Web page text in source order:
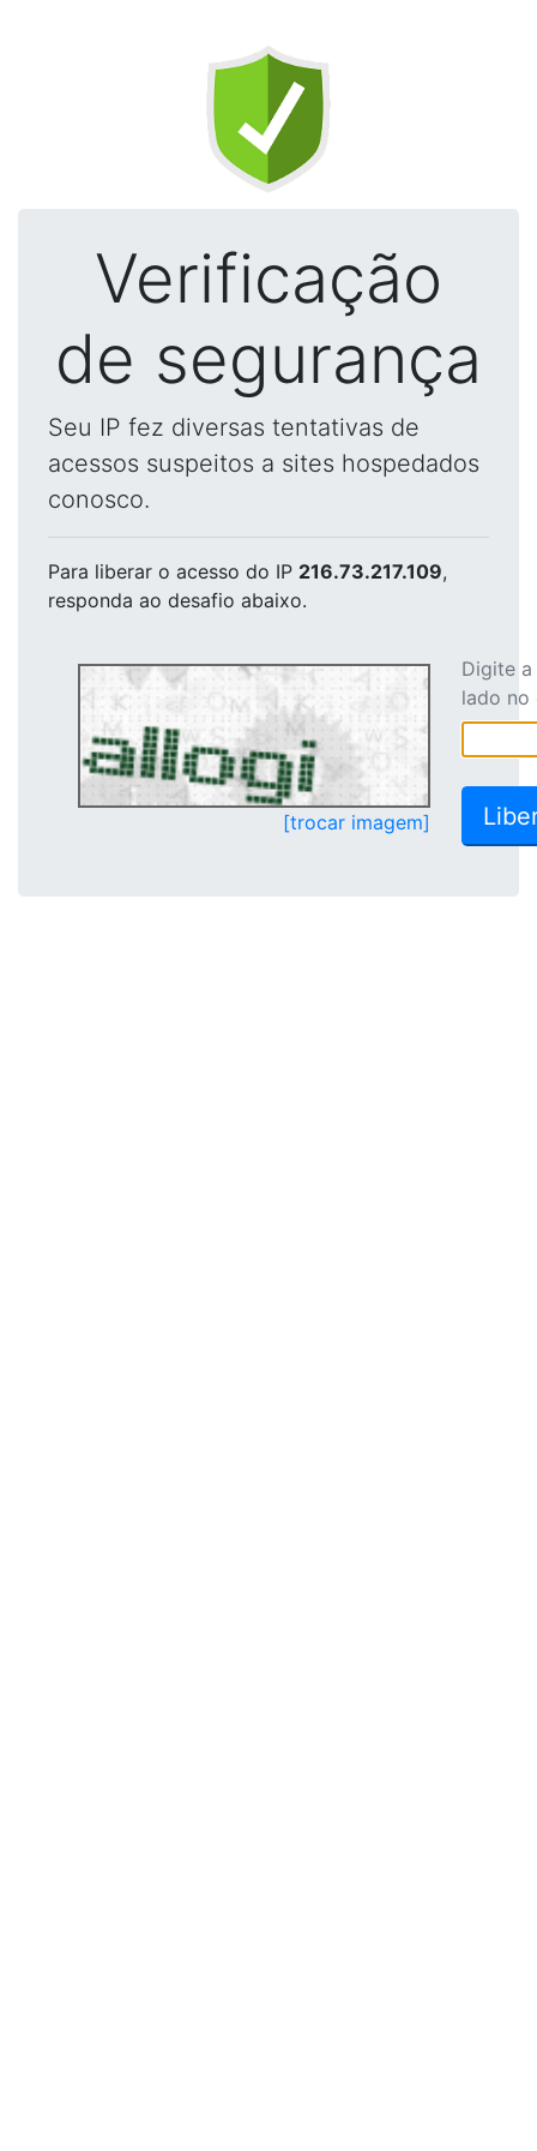
Verificação
de segurança
Seu IP fez diversas tentativas de
acessos suspeitos a sites hospedados
conosco.
Para liberar o acesso do IP 216.73.217.109,
responda ao desafio abaixo.
[trocar imagem]
Digite
lado no